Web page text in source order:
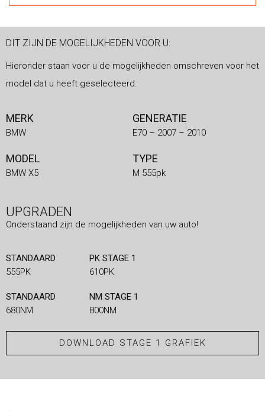
DIT ZIJN DE MOGELIJKHEDEN VOOR U:
Hieronder staan voor u de mogelijkheden omschreven voor het
model dat u heeft geselecteerd.
MERK
BMW
GENERATIE
E70 – 2007 – 2010
MODEL
BMW X5
TYPE
M 555pk
UPGRADEN
Onderstaand zijn de mogelijkheden van uw auto!
STANDAARD
555PK
PK STAGE 1
610PK
STANDAARD
680NM
NM STAGE 1
800NM
DOWNLOAD STAGE 1 GRAFIEK